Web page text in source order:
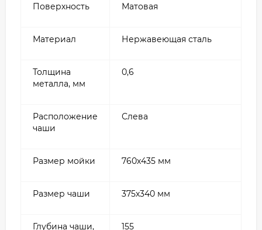
Поверхность Матовая
Материал Нержавеющая сталь
Толщина
металла, мм
0,6
Расположение
чаши
Слева
Размер мойки 760х435 мм
Размер чаши 375х340 мм
Глубина чаши,
155